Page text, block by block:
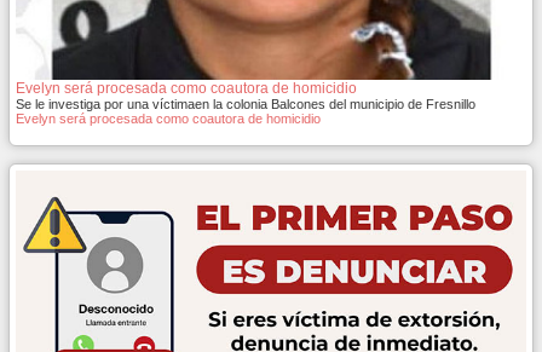
Evelyn será procesada como coautora de homicidio
Se le investiga por una víctimaen la colonia Balcones del municipio de Fresnillo
Evelyn será procesada como coautora de homicidio